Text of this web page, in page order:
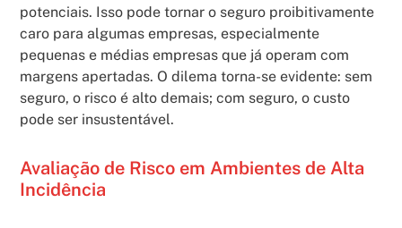
potenciais. Isso pode tornar o seguro proibitivamente
caro para algumas empresas, especialmente
pequenas e médias empresas que já operam com
margens apertadas. O dilema torna-se evidente: sem
seguro, o risco é alto demais; com seguro, o custo
pode ser insustentável.
Avaliação de Risco em Ambientes de Alta
Incidência